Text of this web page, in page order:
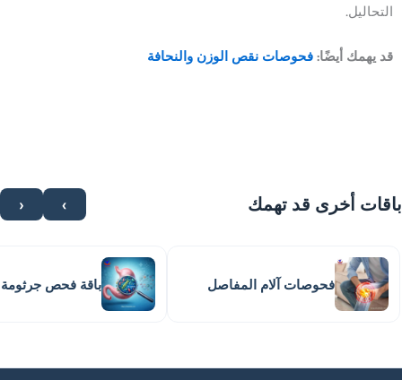
التحاليل.
قد يهمك أيضًا: فحوصات نقص الوزن والنحافة
باقات أخرى قد تهمك ›
‹
فحوصات آلام المفاصل باقة فحص جرثومة